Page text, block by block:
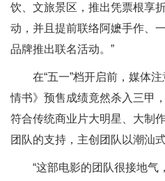
饮、文旅景区，推出凭票根享
动，并且提前联络阿嬷手作、
品牌推出联名活动。”
在“五一”档开启前，媒体
情书》预售成绩竟然杀入三甲
符合传统商业片大明星、大制
团队的支持，主创团队以潮汕
“这部电影的团队很接地气